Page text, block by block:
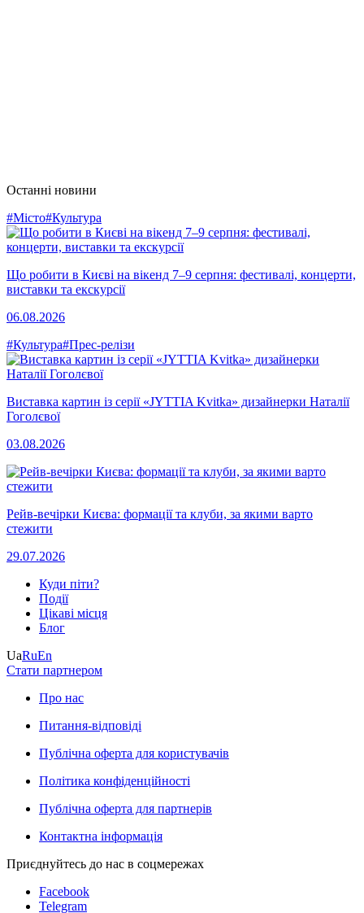
Останні новини
#Місто#Культура
Що робити в Києві на вікенд 7–9 серпня: фестивалі, концерти,
виставки та екскурсії
06.08.2026
#Культура#Прес-релізи
Виставка картин із серії «JYTTIA Kvitka» дизайнерки Наталії
Гоголєвої
03.08.2026
Рейв-вечірки Києва: формації та клуби, за якими варто
стежити
29.07.2026
Куди піти?
Події
Цікаві місця
Блог
UaRuEn
Стати партнером
Про нас
Питання-відповіді
Публічна оферта для користувачів
Політика конфіденційності
Публічна оферта для партнерів
Контактна інформація
Приєднуйтесь до нас в соцмережах
Facebook
Telegram